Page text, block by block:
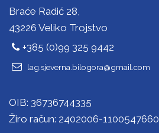
Braće Radić 28,
43226 Veliko Trojstvo
+385 (0)99 325 9442
lag.sjeverna.bilogora@gmail.com
OIB: 36736744335
Žiro račun: 2402006-1100547660